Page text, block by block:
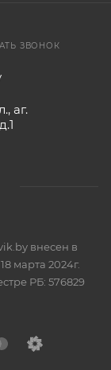
ЗВОНОК
аг.
внесен в
марта 2024г.
РБ: 576829